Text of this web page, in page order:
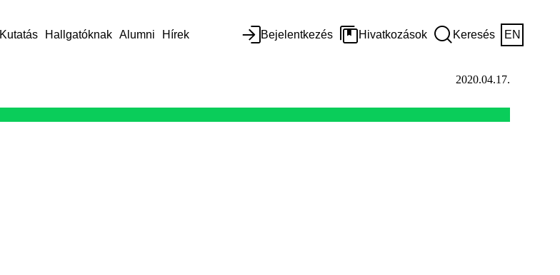
Kutatás Hallgatóknak Alumni Hírek Bejelentkezés Hivatkozások Keresés EN
2020.04.17.